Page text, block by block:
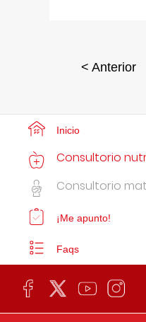
< Anterior
Inicio
Consultorio
Consultorio
¡Me apunto!
Faqs